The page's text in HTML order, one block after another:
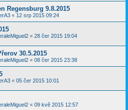
Regensburg 9.8.2015
« 12 srp 2015 09:24
« 28 čer 2015 19:04
30.5.2015
« 08 čer 2015 23:38
« 05 čer 2015 10:01
« 09 kvě 2015 12:57